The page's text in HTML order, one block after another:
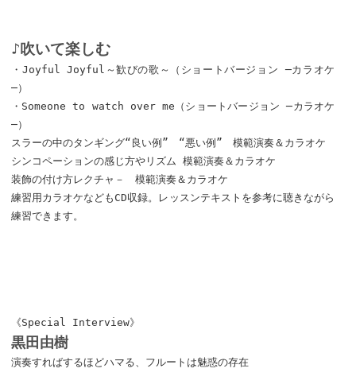
♪吹いて楽しむ
・Joyful Joyful～歓びの歌～（ショートバージョン ─カラオケ
─）
・Someone to watch over me（ショートバージョン ─カラオケ
─）
スラーの中のタンギング“良い例” “悪い例” 模範演奏＆カラオケ
シンコペーションの感じ方やリズム 模範演奏＆カラオケ
装飾の付け方レクチャ－ 模範演奏＆カラオケ
練習用カラオケなどもCD収録。レッスンテキストを参考に聴きながら
練習できます。
《Special Interview》
黒田由樹
演奏すればするほどハマる、フルートは魅惑の存在